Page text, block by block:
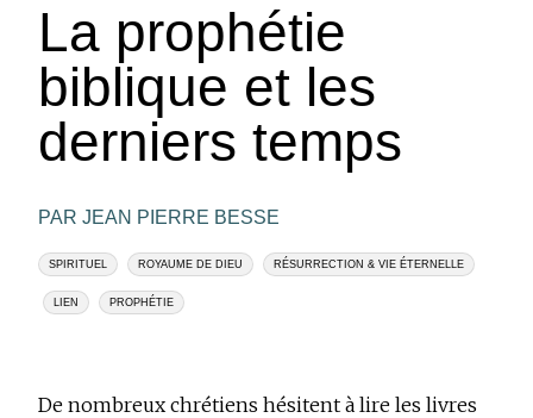
La prophétie
biblique et les
derniers temps
PAR JEAN PIERRE BESSE
SPIRITUEL ROYAUME DE DIEU RÉSURRECTION & VIE ÉTERNELLE
LIEN PROPHÉTIE
De nombreux chrétiens hésitent à lire les livres